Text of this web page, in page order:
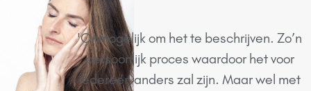
'Onmogelijk om het te beschrijven. Zo’n
persoonlijk proces waardoor het voor
iedereen anders zal zijn. Maar wel met